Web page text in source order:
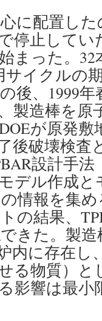
に配置し
停止して
まった。
イクルの
後、1999
製造棒を原
が原発
後破壊検査
設計手
デル作成
情報を集
の結果、
きた。製
内に存在
る物質）
影響は最